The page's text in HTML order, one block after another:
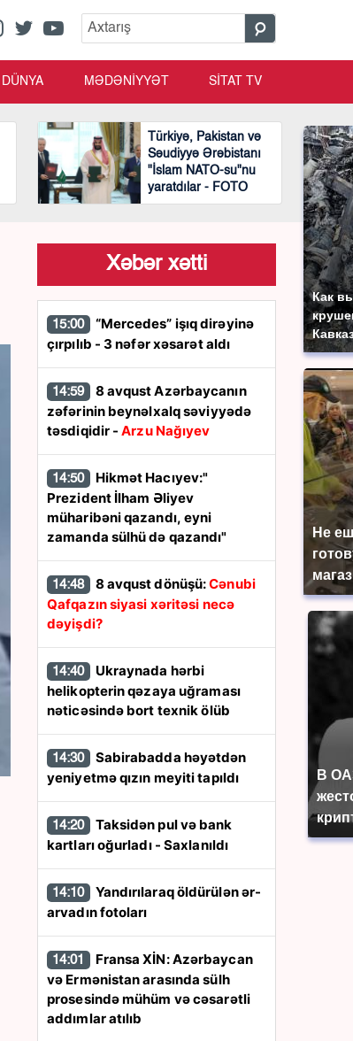
Как
Не
В
DÜNYA MƏDƏNİYYƏT SİTAT TV
Türkiyə, Pakistan və
Səudiyyə Ərəbistanı
"İslam NATO-su"nu
yaratdılar - FOTO
Xəbər xətti
15:00
çırpılıb - 3 nəfər xəsarət aldı
14:59
zəfərinin beynəlxalq səviyyədə
təsdiqidir -Arzu Nağıyev
14:50
Prezident İlham Əliyev
müharibəni qazandı, eyni
zamanda sülhü də qazandı"
14:48 8 avqust dönüşü:Cənubi
Qafqazın siyasi xəritəsi necə
dəyişdi?
14:40
helikopterin qəzaya uğraması
nəticəsində bort texnik ölüb
14:30
yeniyetmə qızın meyiti tapıldı
14:20
kartları oğurladı - Saxlanıldı
14:10
arvadın fotoları
14:01
və Ermənistan arasında sülh
prosesində mühüm və cəsarətli
addımlar atılıb